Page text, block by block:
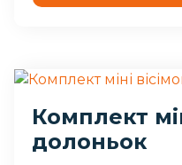
Комплект
долоньок